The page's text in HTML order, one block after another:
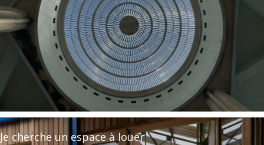
Je cherche un espace à louer